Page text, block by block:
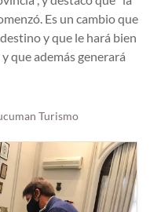
Es un cambio que
y que le hará bien
que además generará
Turismo